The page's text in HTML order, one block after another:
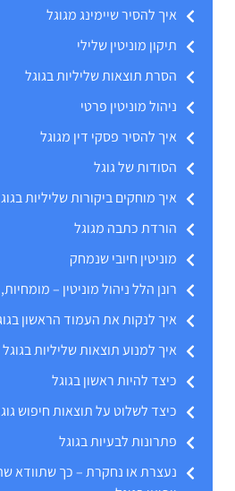
איך להסיר שיימינג מגוגל
תיקון מוניטין שלילי
הסרת תוצאות שליליות בגוגל
ניהול מוניטין פרטי
איך להסיר פסקי דין מגוגל
הסודות של גוגל
איך מוחקים ביקורות שליליות
הורדת כתבה מגוגל
מוניטין חיובי שנמחק
רונן הלל ניהול מוניטין –
איך לנקות את העמוד הראשון
איך למנוע תוצאות שליליות בגוגל
כיצד להיות ראשון בגוגל
כיצד לשלוט על תוצאות חיפוש
פתרונות לבעיות בגוגל
נעצרת או נחקרת – כך שתוודא